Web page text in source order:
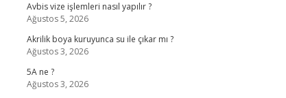
Avbis vize işlemleri nasıl yapılır ?
Ağustos 5, 2026
Akrilik boya kuruyunca su ile çıkar mı ?
Ağustos 3, 2026
5A ne ?
Ağustos 3, 2026